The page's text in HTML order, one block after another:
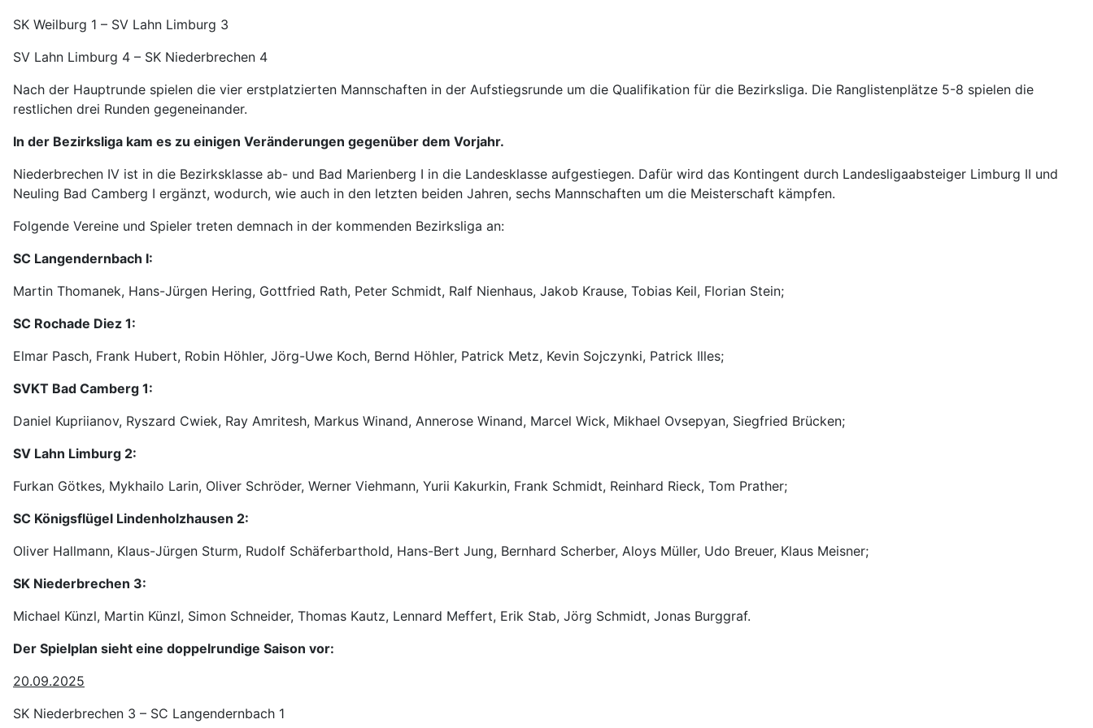
SK Weilburg 1 – SV Lahn Limburg 3
SV Lahn Limburg 4 – SK Niederbrechen 4
Nach der Hauptrunde spielen die vier erstplatzierten Mannschaften in der Aufstiegsrunde um die Qualifikation für die Bezirksliga. Die Ranglistenplätze 5-8 spielen die
restlichen drei Runden gegeneinander.
In der Bezirksliga kam es zu einigen Veränderungen gegenüber dem Vorjahr.
Niederbrechen IV ist in die Bezirksklasse ab- und Bad Marienberg I in die Landesklasse aufgestiegen. Dafür wird das Kontingent durch Landesligaabsteiger Limburg II und
Neuling Bad Camberg I ergänzt, wodurch, wie auch in den letzten beiden Jahren, sechs Mannschaften um die Meisterschaft kämpfen.
Folgende Vereine und Spieler treten demnach in der kommenden Bezirksliga an:
SC Langendernbach I:
Martin Thomanek, Hans-Jürgen Hering, Gottfried Rath, Peter Schmidt, Ralf Nienhaus, Jakob Krause, Tobias Keil, Florian Stein;
SC Rochade Diez 1:
Elmar Pasch, Frank Hubert, Robin Höhler, Jörg-Uwe Koch, Bernd Höhler, Patrick Metz, Kevin Sojczynki, Patrick Illes;
SVKT Bad Camberg 1:
Daniel Kupriianov, Ryszard Cwiek, Ray Amritesh, Markus Winand, Annerose Winand, Marcel Wick, Mikhael Ovsepyan, Siegfried Brücken;
SV Lahn Limburg 2:
Furkan Götkes, Mykhailo Larin, Oliver Schröder, Werner Viehmann, Yurii Kakurkin, Frank Schmidt, Reinhard Rieck, Tom Prather;
SC Königsflügel Lindenholzhausen 2:
Oliver Hallmann, Klaus-Jürgen Sturm, Rudolf Schäferbarthold, Hans-Bert Jung, Bernhard Scherber, Aloys Müller, Udo Breuer, Klaus Meisner;
SK Niederbrechen 3:
Michael Künzl, Martin Künzl, Simon Schneider, Thomas Kautz, Lennard Meffert, Erik Stab, Jörg Schmidt, Jonas Burggraf.
Der Spielplan sieht eine doppelrundige Saison vor:
20.09.2025
SK Niederbrechen 3 – SC Langendernbach 1